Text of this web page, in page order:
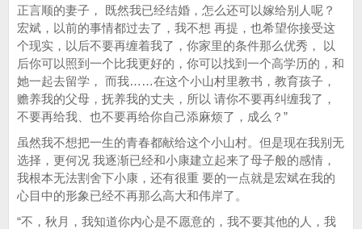
正言顺的妻子， 既然我已经结婚，怎么还可以嫁给别人呢？
宏斌，以前的事情都过去了，我不想 再提，也希望你接受这
个现实，以后不要再缠着我了，你家里的条件那么优秀， 以
后你可以照到一个比我更好的，你可以找到一个高学历的，和
她一起去留学， 而我……在这个小山村里教书，教育孩子，
赡养我的父母，抚养我的丈夫，所以 请你不要再纠缠我了，
不要再给我、也不要再给你自己添麻烦了，成么？”
虽然我不想把一生的青春都献给这个小山村。但是现在我别无
选择，更何况 我逐渐已经和小康建立起来了母子般的感情，
我根本无法割舍下小康，还有很重 要的一点就是宏斌在我的
心目中的形象已经不再那么高大和伟岸了。
“不，秋月，我知道你内心是不愿意的，我不要其他的人，我